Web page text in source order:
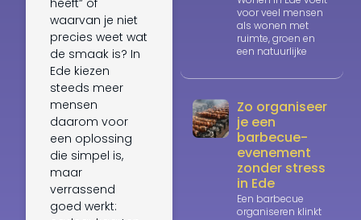
heeft” of
waarvan je niet
precies weet wat
de smaak is? In
Ede kiezen
steeds meer
mensen
daarom voor
een oplossing
die simpel is,
maar
verrassend
goed werkt:
voor veel mensen
als wonen met
ruimte, groen en
een natuurlijke
Zo organiseer
je een
barbecue-
evenement
zonder stress
in Ede
Een barbecue
organiseren klinkt